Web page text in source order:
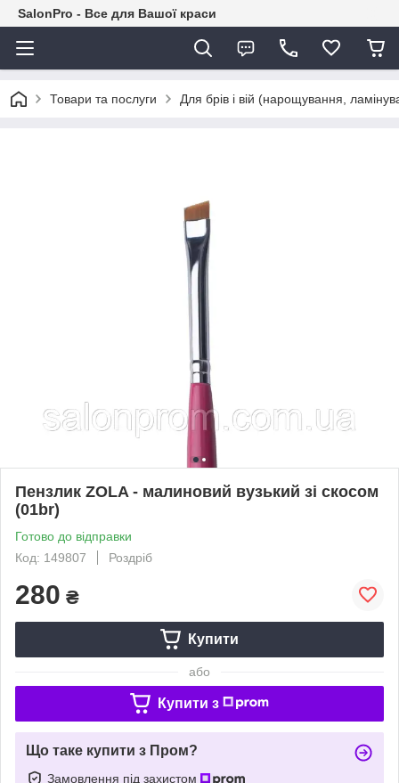
SalonPro - Все для Вашої краси
Товари та послуги Для брів і вій (нарощування,
Пензлик ZOLA - малиновий вузький зі скосом
(01br)
Готово до відправки
Код: 149807
Роздріб
280 ₴
Купити
або
Купити з
Що таке купити з Пром?
Замовлення під захистом